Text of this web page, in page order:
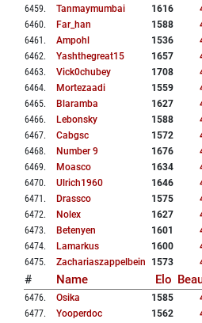
6459. Tanmaymumbai 1616
6460. Far_han 1588
6461 . Ampohl 1536
6462. Yashthegreat15 1657
6463. Vick0chubey 1708
6464. Mortezaadi 1559
6465. Blaramba 1627
6466. Lebonsky 1588
6467. Cabgsc 1572
6468. Number 9 1676
6469. Moasco 1634
6470. Ulrich1960 1646
6471 . Drassco 1575
6472. Nolex 1627
6473. Betenyen 1601
6474. Lamarkus 1600
6475. Zachariaszappelbein 1573
# Name Elo
6476. Osika 1585
6477. Yooperdoc 1562